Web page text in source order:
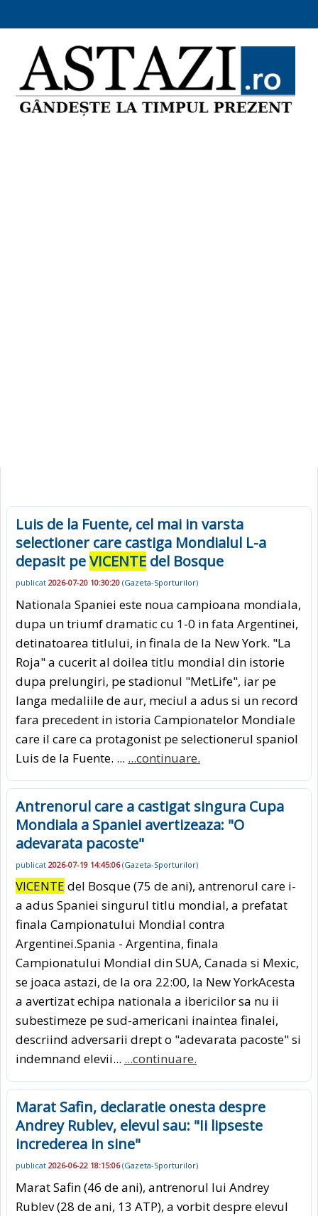
Luis de la Fuente, cel mai in varsta
selectioner care castiga Mondialul L-a
depasit peVICENTE del Bosque
publicat 2026-07-20 10:30:20 (Gazeta-Sporturilor)
Nationala Spaniei este noua campioana mondiala,
dupa un triumf dramatic cu 1-0 in fata Argentinei,
detinatoarea titlului, in finala de la New York. "La
Roja" a cucerit al doilea titlu mondial din istorie
dupa prelungiri, pe stadionul "MetLife", iar pe
langa medaliile de aur, meciul a adus si un record
fara precedent in istoria Campionatelor Mondiale
care il care ca protagonist pe selectionerul spaniol
Luis de la Fuente. ... ...continuare.
Antrenorul care a castigat singura Cupa
Mondiala a Spaniei avertizeaza: "O
adevarata pacoste"
publicat 2026-07-19 14:45:06(Gazeta-Sporturilor)
VICENTE del Bosque (75 de ani), antrenorul care i-
a adus Spaniei singurul titlu mondial, a prefatat
finala Campionatului Mondial contra
Argentinei.Spania - Argentina, finala
Campionatului Mondial din SUA, Canada si Mexic,
se joaca astazi, de la ora 22:00, la New YorkAcesta
a avertizat echipa nationala a ibericilor sa nu ii
subestimeze pe sud-americani inaintea finalei,
descriind adversarii drept o "adevarata pacoste" si
indemnand elevii... ...continuare.
Marat Safin, declaratie onesta despre
Andrey Rublev, elevul sau: "Ii lipseste
increderea in sine"
publicat 2026-06-22 18:15:06(Gazeta-Sporturilor)
Marat Safin (46 de ani), antrenorul lui Andrey
Rublev (28 de ani, 13 ATP), a vorbit despre elevul